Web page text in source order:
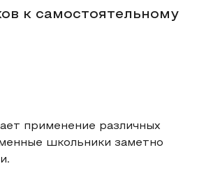
к самостоятельному
применение различных
школьники заметно